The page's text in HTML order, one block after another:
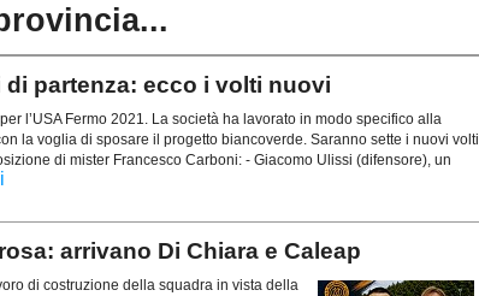
di partenza: ecco i volti nuovi
l’USA Fermo 2021. La società ha lavorato in modo specifico alla
la voglia di sposare il progetto biancoverde. Saranno sette i nuovi volti
di mister Francesco Carboni: - Giacomo Ulissi (difensore), un
arrivano Di Chiara e Caleap
di costruzione della squadra in vista della